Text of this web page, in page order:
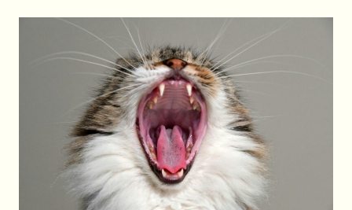
DE
LAVANDA?
VEJA
COMO
REDUZIR
O
ODOR
DA
CAIXA
DE
AREIA
SEM